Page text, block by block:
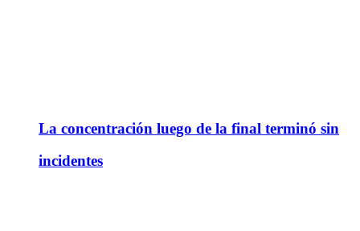
La concentración luego de la final terminó sin
incidentes